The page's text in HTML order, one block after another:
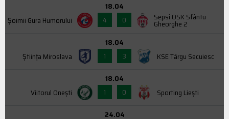
Şoimii Gura Humorului
18.04
4
0 Sepsi OSK Sfântu
Gheorghe 2
Știința Miroslava
18.04
1
3 KSE Târgu Secuiesc
Viitorul Onești
18.04
1
0 Sporting Liești
24.04